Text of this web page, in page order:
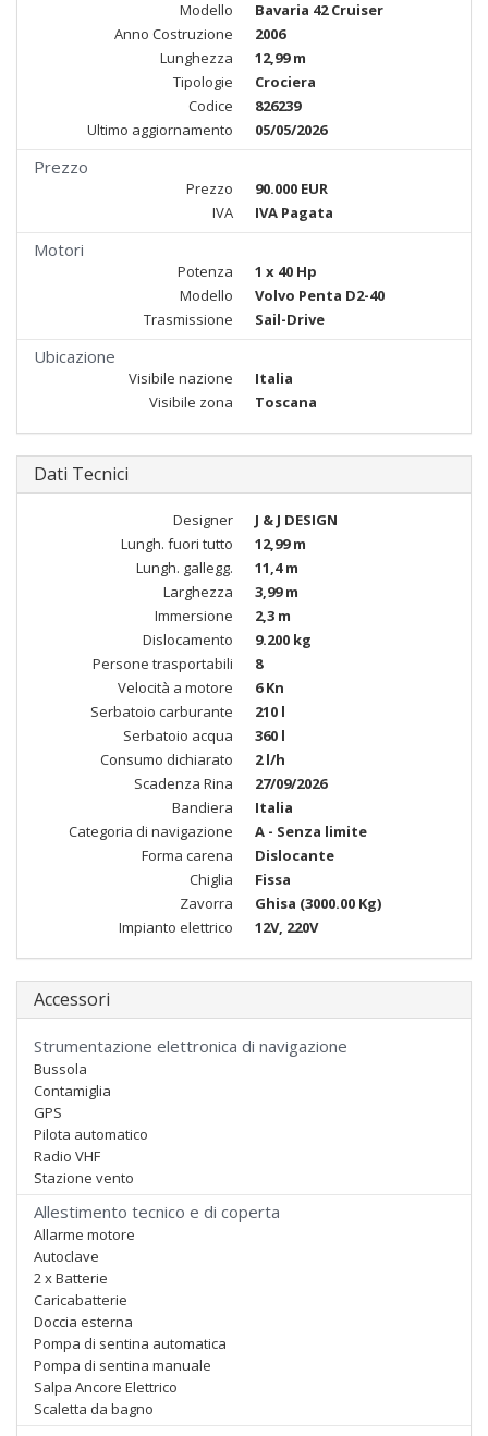
Modello
Bavaria 42 Cruiser
Anno Costruzione
2006
Lunghezza
12,99 m
Tipologie
Crociera
Codice
826239
Ultimo aggiornamento
05/05/2026
Prezzo
Prezzo
90.000 EUR
IVA
IVA Pagata
Motori
Potenza
1 x 40 Hp
Modello
Volvo Penta D2-40
Trasmissione
Sail-Drive
Ubicazione
Visibile nazione
Italia
Visibile zona
Toscana
Dati Tecnici
Designer
J & J DESIGN
Lungh. fuori tutto
12,99 m
Lungh. gallegg.
11,4 m
Larghezza
3,99 m
Immersione
2,3 m
Dislocamento
9.200 kg
Persone trasportabili
8
Velocità a motore
6 Kn
Serbatoio carburante
210 l
Serbatoio acqua
360 l
Consumo dichiarato
2 l/h
Scadenza Rina
27/09/2026
Bandiera
Italia
Categoria di navigazione
A - Senza limite
Forma carena
Dislocante
Chiglia
Fissa
Zavorra
Ghisa (3000.00 Kg)
Impianto elettrico
12V, 220V
Accessori
Strumentazione elettronica di navigazione
Bussola
Contamiglia
GPS
Pilota automatico
Radio VHF
Stazione vento
Allestimento tecnico e di coperta
Allarme motore
Autoclave
2 x Batterie
Caricabatterie
Doccia esterna
Pompa di sentina automatica
Pompa di sentina manuale
Salpa Ancore Elettrico
Scaletta da bagno